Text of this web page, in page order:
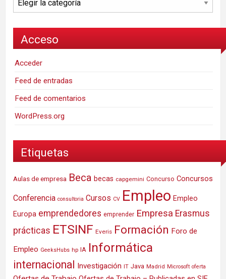
Acceso
Acceder
Feed de entradas
Feed de comentarios
WordPress.org
Etiquetas
Aulas de empresa Beca becas capgemini Concurso Concursos
Conferencia consultoria Cursos CV Empleo Empleo
Europa emprendedores emprender Empresa Erasmus
prácticas ETSINF Everis Formación Foro de
Empleo GeeksHubs hp IA Informática
internacional Investigación IT Java Madrid Microsoft oferta